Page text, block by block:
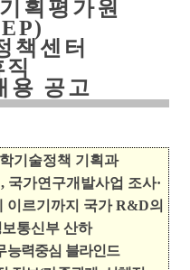
획평가원
책센터
직
용 공고
기술정책 기획과
, 국가연구개발사업 조사·
이르기까지 국가R&D의
통신부 산하
능력중심 블라인드